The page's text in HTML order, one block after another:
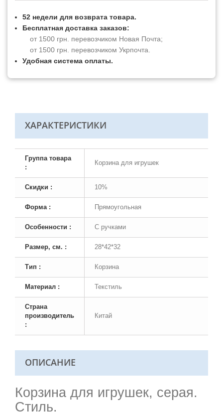
52 недели для возврата товара.
Бесплатная доставка заказов:
от 1500 грн. перевозчиком Новая Почта;
от 1500 грн. перевозчиком Укрпочта.
Удобная система оплаты.
ХАРАКТЕРИСТИКИ
Группа товара
:
Корзина для игрушек
Скидки : 10%
Форма : Прямоугольная
Особенности : С ручками
Размер, см. : 28*42*32
Тип : Корзина
Материал : Текстиль
Страна
производитель
:
Китай
ОПИСАНИЕ
Корзина для игрушек, серая.
Стиль.